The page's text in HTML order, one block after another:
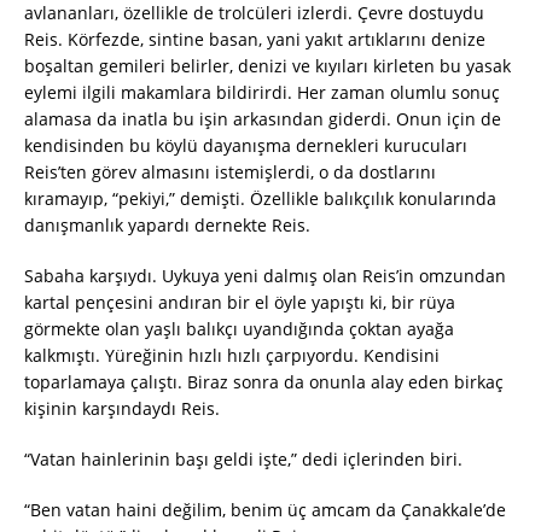
avlananları, özellikle de trolcüleri izlerdi. Çevre dostuydu
Reis. Körfezde, sintine basan, yani yakıt artıklarını denize
boşaltan gemileri belirler, denizi ve kıyıları kirleten bu yasak
eylemi ilgili makamlara bildirirdi. Her zaman olumlu sonuç
alamasa da inatla bu işin arkasından giderdi. Onun için de
kendisinden bu köylü dayanışma dernekleri kurucuları
Reis’ten görev almasını istemişlerdi, o da dostlarını
kıramayıp, “pekiyi,” demişti. Özellikle balıkçılık konularında
danışmanlık yapardı dernekte Reis.
Sabaha karşıydı. Uykuya yeni dalmış olan Reis’in omzundan
kartal pençesini andıran bir el öyle yapıştı ki, bir rüya
görmekte olan yaşlı balıkçı uyandığında çoktan ayağa
kalkmıştı. Yüreğinin hızlı hızlı çarpıyordu. Kendisini
toparlamaya çalıştı. Biraz sonra da onunla alay eden birkaç
kişinin karşındaydı Reis.
“Vatan hainlerinin başı geldi işte,” dedi içlerinden biri.
“Ben vatan haini değilim, benim üç amcam da Çanakkale’de